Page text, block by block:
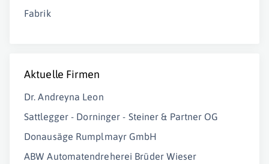
Fabrik
Aktuelle Firmen
Dr. Andreyna Leon
Sattlegger - Dorninger - Steiner & Partner OG
Donausäge Rumplmayr GmbH
ABW Automatendreherei Brüder Wieser